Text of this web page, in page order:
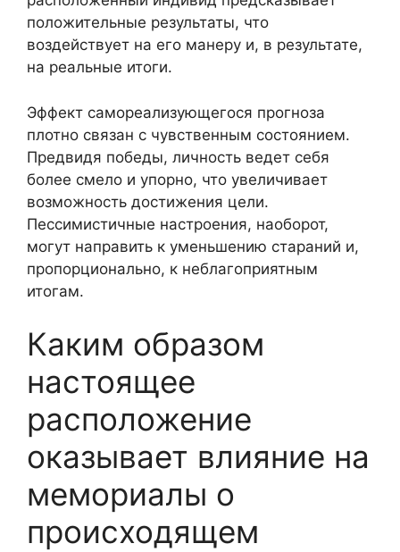
положительные результаты, что
воздействует на его манеру и, в результате,
на реальные итоги.
Эффект самореализующегося прогноза
плотно связан с чувственным состоянием.
Предвидя победы, личность ведет себя
более смело и упорно, что увеличивает
возможность достижения цели.
Пессимистичные настроения, наоборот,
могут направить к уменьшению стараний и,
пропорционально, к неблагоприятным
итогам.
Каким образом
настоящее
расположение
оказывает влияние на
мемориалы о
происходящем